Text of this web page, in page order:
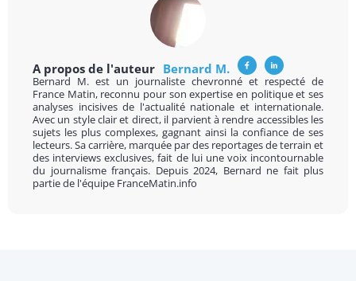
A propos de l'auteur Bernard M.
Bernard M. est un journaliste chevronné et respecté de
France Matin, reconnu pour son expertise en politique et ses
analyses incisives de l'actualité nationale et internationale.
Avec un style clair et direct, il parvient à rendre accessibles les
sujets les plus complexes, gagnant ainsi la confiance de ses
lecteurs. Sa carrière, marquée par des reportages de terrain et
des interviews exclusives, fait de lui une voix incontournable
du journalisme français. Depuis 2024, Bernard ne fait plus
partie de l'équipe FranceMatin.info